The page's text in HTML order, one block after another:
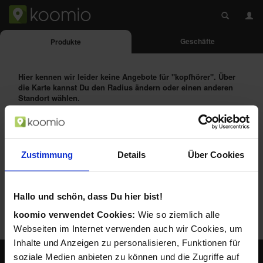
Zustimmung Details Über Cookies
Hallo und schön, dass Du hier bist!
koomio verwendet Cookies: Wie so ziemlich alle
Webseiten im Internet verwenden auch wir Cookies, um
Inhalte und Anzeigen zu personalisieren, Funktionen für
soziale Medien anbieten zu können und die Zugriffe auf
Produkte Geschäfte
Hier kennen wir leider keine Angebote für "kopfhörer". Über
die Karte kannst Du den Radius ändern oder einen anderen
Standort wählen.